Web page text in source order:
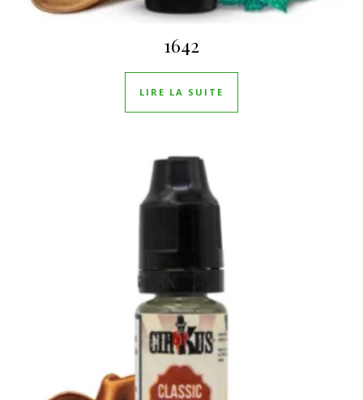
1642
LIRE LA SUITE